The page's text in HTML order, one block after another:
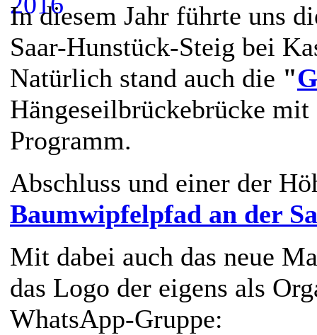
In diesem Jahr führte uns
Saar-Hunstück-Steig bei
Natürlich stand auch die "
Hängeseilbrückebrücke
Programm.
Abschluss und einer der
Baumwipfelpfad an der
Mit dabei auch das neue
das Logo der eigens als
WhatsApp-Gruppe: